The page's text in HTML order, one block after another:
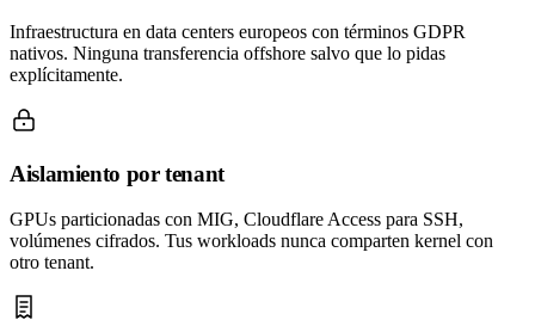
Infraestructura en data centers europeos con términos GDPR
nativos. Ninguna transferencia offshore salvo que lo pidas
explícitamente.
Aislamiento por tenant
GPUs particionadas con MIG, Cloudflare Access para SSH,
volúmenes cifrados. Tus workloads nunca comparten kernel con
otro tenant.